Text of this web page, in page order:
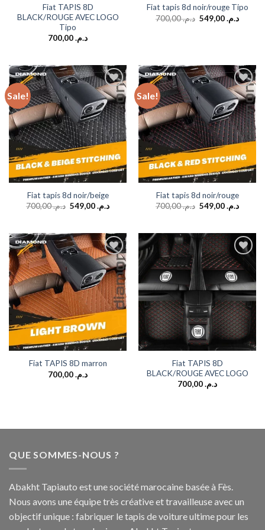
Fiat TAPIS 8D
BLACK/ROUGE AVEC LOGO
Tipo
د.م.
Fiat tapis 8d noir/rouge Tipo
د.م.700,00 د.م.549,00
Sale!
Add to
wishlist
Fiat tapis 8d noir/beige
د.م.700,00 د.م.549,00
Sale!
Add to
wishlist
Fiat tapis 8d noir/rouge
د.م.700,00 د.م.549,00
Add to
wishlist
Fiat TAPIS 8D marron
د.م.
Add to
wishlist
Fiat TAPIS 8D
BLACK/ROUGE AVEC LOGO
د.م.
QUE SOMMES-NOUS ?
Abakht Tapiauto est une société marocaine basée à Fès.
Nous avons une équipe très créative et travailleuse avec un
objectif unique : fabriquer le tapis de voiture ultime pour les